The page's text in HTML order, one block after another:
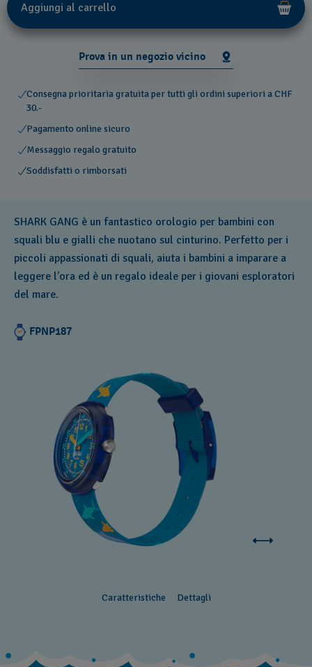
Aggiungi al carrello
Prova in un negozio vicino
Consegna prioritaria gratuita per tutti gli ordini superiori a CHF
30.-
Pagamento online sicuro
Messaggio regalo gratuito
Soddisfatti o rimborsati
SHARK GANG è un fantastico orologio per bambini con
squali blu e gialli che nuotano sul cinturino. Perfetto per i
piccoli appassionati di squali, aiuta i bambini a imparare a
leggere l’ora ed è un regalo ideale per i giovani esploratori
del mare.
FPNP187
Caratteristiche Dettagli